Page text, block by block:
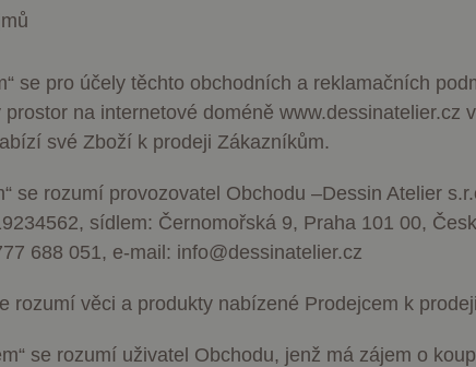
“ se pro účely těchto obchodních a reklamačních
prostor na internetové doméně www.dessinatelier.cz
své Zboží k prodeji Zákazníkům.
“ se rozumí provozovatel Obchodu –Dessin Atelier
sídlem: Černomořská 9, Praha 101 00,
688 051, e-mail: info@dessinatelier.cz
rozumí věci a produkty nabízené Prodejcem k
“ se rozumí uživatel Obchodu, jenž má zájem o